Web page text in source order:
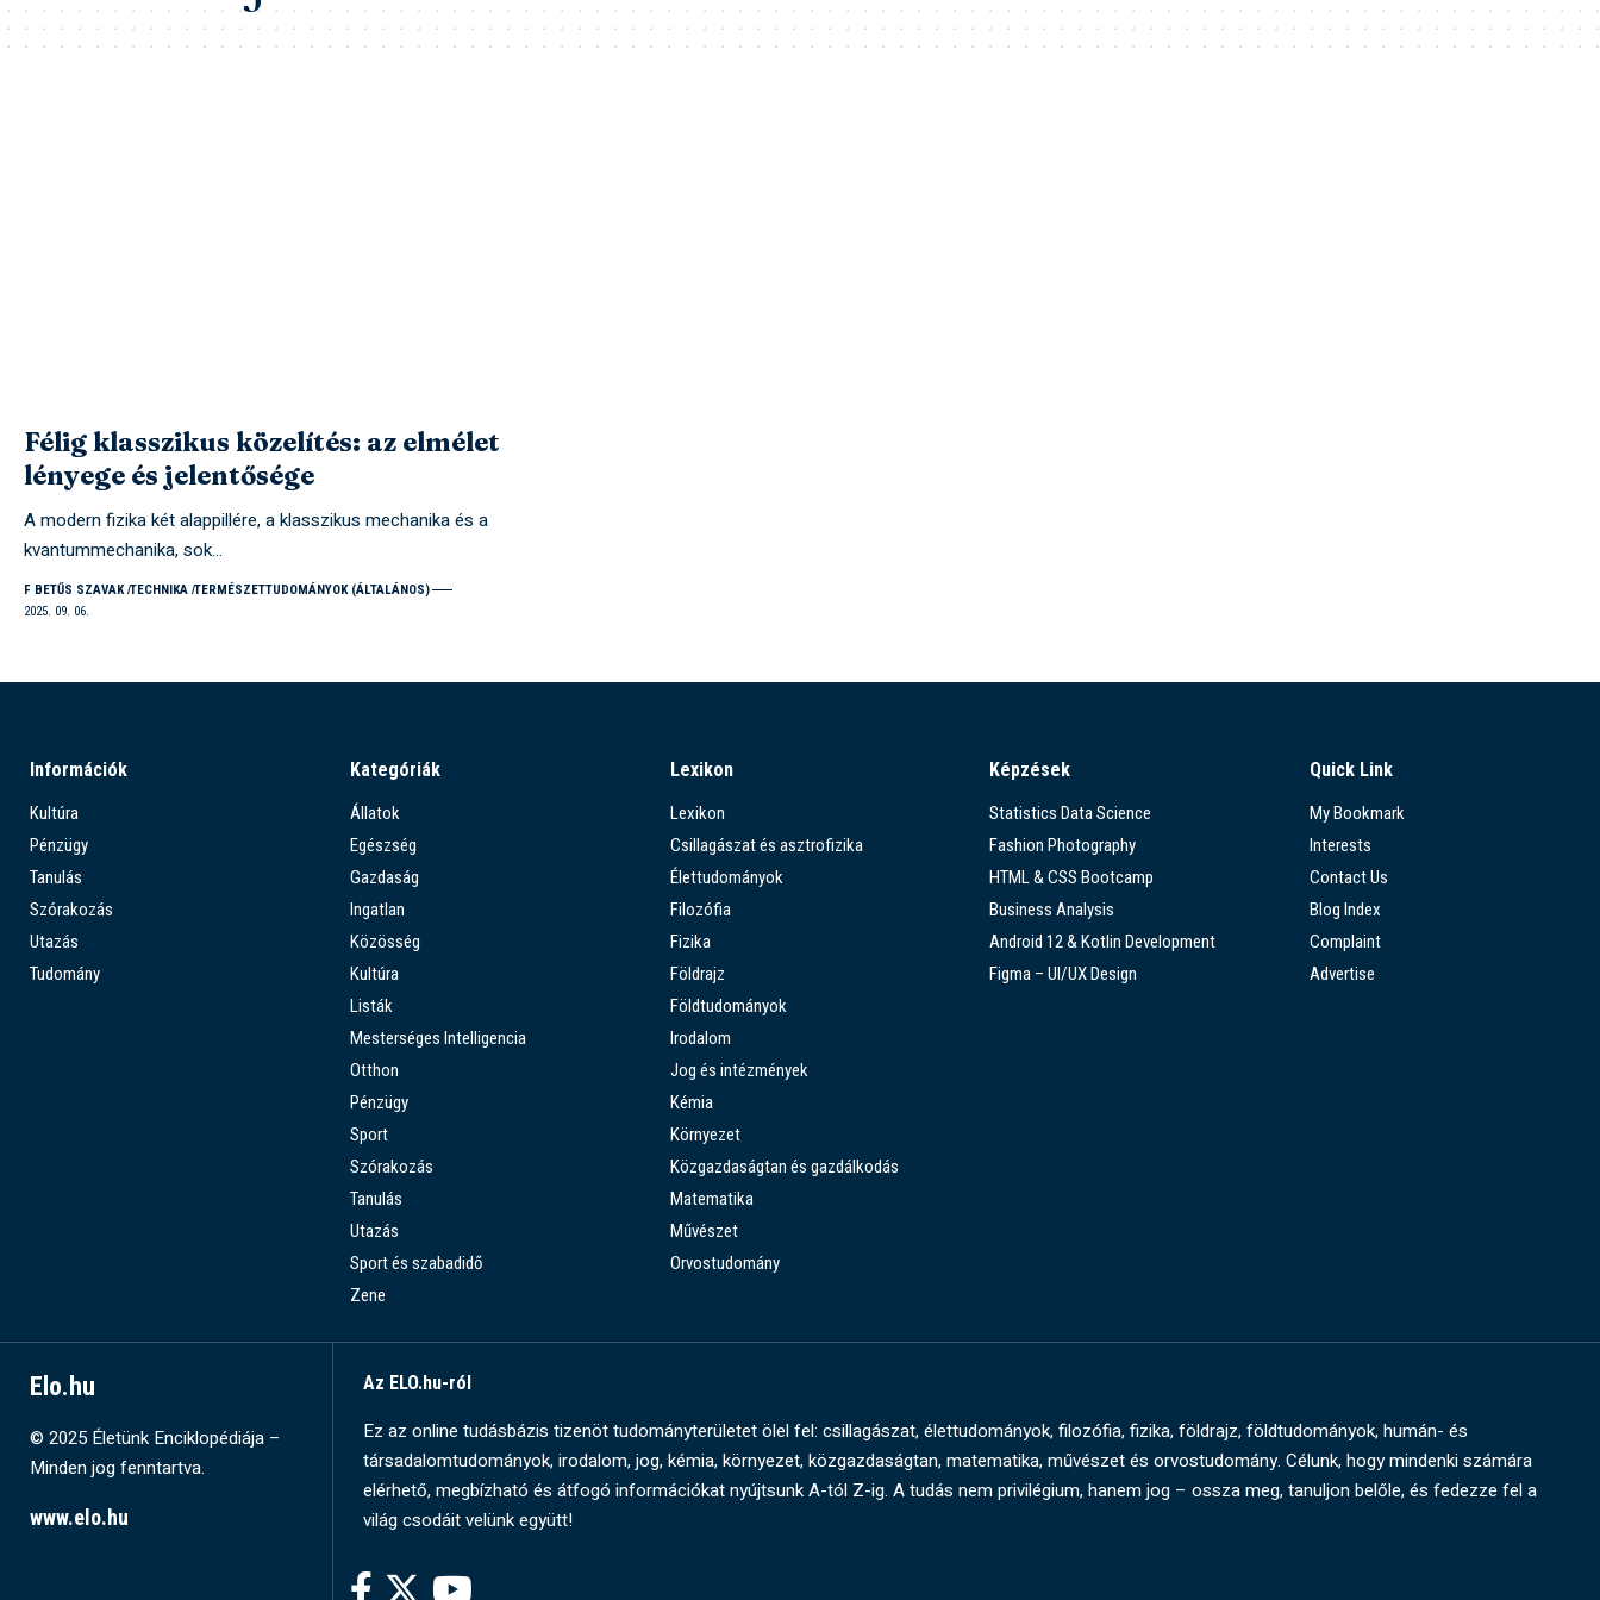
Félig klasszikus közelítés: az elmélet
lényege és jelentősége
A modern fizika két alappillére, a klasszikus mechanika és a
kvantummechanika, sok…
F BETŰS SZAVAK TECHNIKA TERMÉSZETTUDOMÁNYOK (ÁLTALÁNOS)
2025. 09. 06.
Információk
Kultúra
Pénzügy
Tanulás
Szórakozás
Utazás
Tudomány
Kategóriák
Állatok
Egészség
Gazdaság
Ingatlan
Közösség
Kultúra
Listák
Mesterséges Intelligencia
Otthon
Pénzügy
Sport
Szórakozás
Tanulás
Utazás
Sport és szabadidő
Zene
Lexikon
Lexikon
Csillagászat és asztrofizika
Élettudományok
Filozófia
Fizika
Földrajz
Földtudományok
Irodalom
Jog és intézmények
Kémia
Környezet
Közgazdaságtan és gazdálkodás
Matematika
Művészet
Orvostudomány
Képzések
Statistics Data Science
Fashion Photography
HTML & CSS Bootcamp
Business Analysis
Android 12 & Kotlin Development
Figma – UI/UX Design
Quick Link
My Bookmark
Interests
Contact Us
Blog Index
Complaint
Advertise
Elo.hu
© 2025 Életünk Enciklopédiája –
Minden jog fenntartva.
www.elo.hu
Az ELO.hu-ról
Ez az online tudásbázis tizenöt tudományterületet ölel fel: csillagászat, élettudományok, filozófia, fizika, földrajz, földtudományok, humán- és
társadalomtudományok, irodalom, jog, kémia, környezet, közgazdaságtan, matematika, művészet és orvostudomány. Célunk, hogy mindenki számára
elérhető, megbízható és átfogó információkat nyújtsunk A-tól Z-ig. A tudás nem privilégium, hanem jog – ossza meg, tanuljon belőle, és fedezze fel a
világ csodáit velünk együtt!